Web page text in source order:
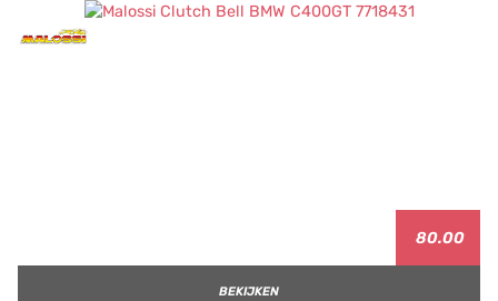
80.00
BEKIJKEN